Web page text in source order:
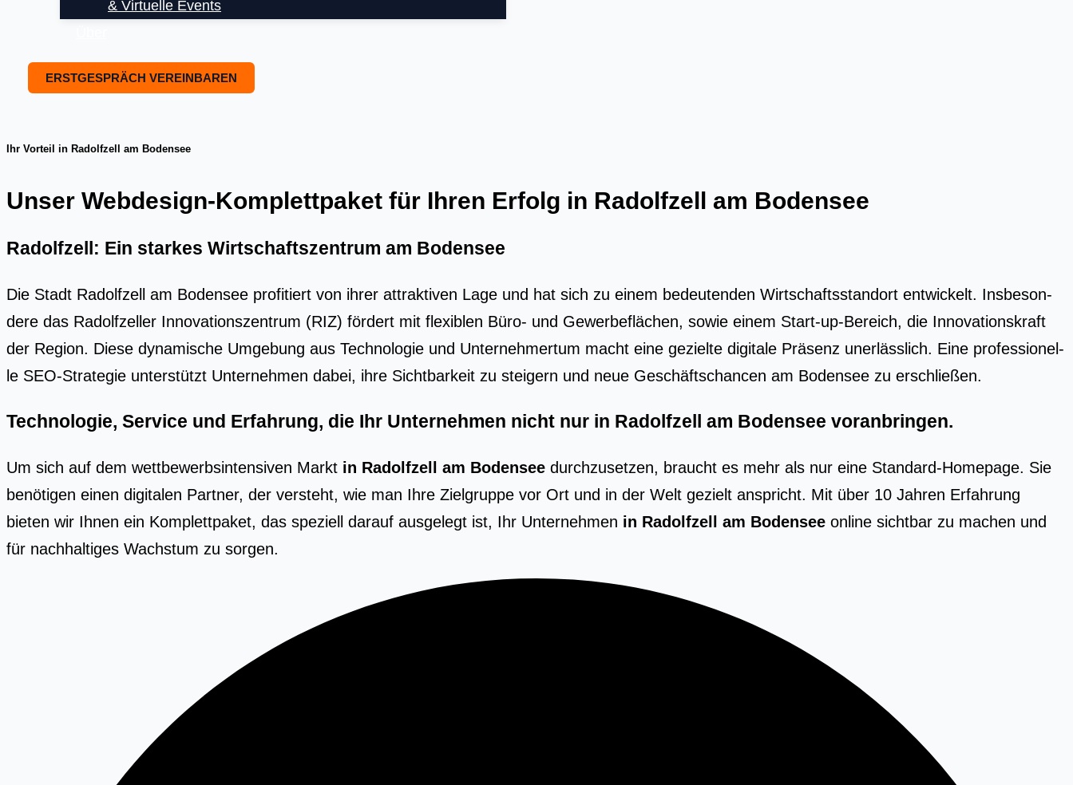
& Virtuelle Events
ERSTGESPRÄCH VEREINBAREN
Ihr Vorteil in Radolfzell am Bodensee
Unser Webdesign-Komplettpaket für Ihren Erfolg in Radolfzell am Bodensee
Radolfzell: Ein starkes Wirtschaftszentrum am Bodensee
Die Stadt Radolf­zell am Boden­see pro­fi­tiert von ihrer attrak­ti­ven Lage und hat sich zu einem bedeu­ten­den Wirt­schafts­stand­ort ent­wi­ckelt. Ins­be­son­
de­re das Radolf­zel­ler Inno­va­ti­ons­zen­trum (RIZ) för­dert mit fle­xi­blen Büro- und Gewer­be­flä­chen, sowie einem Start-up-Bereich, die Inno­va­ti­ons­kraft
der Regi­on. Die­se dyna­mi­sche Umge­bung aus Tech­no­lo­gie und Unter­neh­mer­tum macht eine geziel­te digi­ta­le Prä­senz uner­läss­lich. Eine pro­fes­sio­nel­
le SEO-Stra­te­gie unter­stützt Unter­neh­men dabei, ihre Sicht­bar­keit zu stei­gern und neue Geschäfts­chan­cen am Boden­see zu erschlie­ßen.
Technologie, Service und Erfahrung, die Ihr Unternehmen nicht nur in Radolfzell am Bodensee voranbringen.
Um sich auf dem wettbewerbsintensiven Markt in Radolfzell am Bodensee durchzusetzen, braucht es mehr als nur eine Standard-Homepage. Sie
benötigen einen digitalen Partner, der versteht, wie man Ihre Zielgruppe vor Ort und in der Welt gezielt anspricht. Mit über 10 Jahren Erfahrung
bieten wir Ihnen ein Komplettpaket, das speziell darauf ausgelegt ist, Ihr Unternehmen in Radolfzell am Bodensee online sichtbar zu machen und
für nachhaltiges Wachstum zu sorgen.